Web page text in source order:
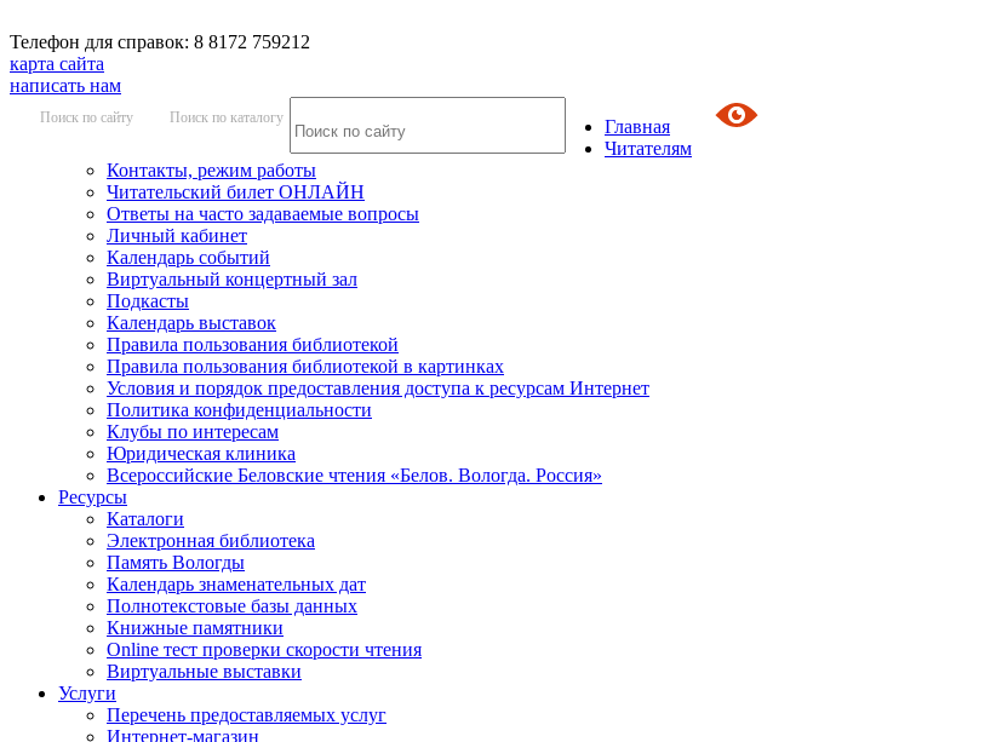
Телефон для справок: 8 8172 759212
карта сайта
написать нам
Поиск по сайту Поиск по каталогу
Главная
Читателям
Контакты, режим работы
Читательский билет ОНЛАЙН
Ответы на часто задаваемые вопросы
Личный кабинет
Календарь событий
Виртуальный концертный зал
Подкасты
Календарь выставок
Правила пользования библиотекой
Правила пользования библиотекой в картинках
Условия и порядок предоставления доступа к ресурсам Интернет
Политика конфиденциальности
Клубы по интересам
Юридическая клиника
Всероссийские Беловские чтения «Белов. Вологда. Россия»
Ресурсы
Каталоги
Электронная библиотека
Память Вологды
Календарь знаменательных дат
Полнотекстовые базы данных
Книжные памятники
Online тест проверки скорости чтения
Виртуальные выставки
Услуги
Перечень предоставляемых услуг
Интернет-магазин